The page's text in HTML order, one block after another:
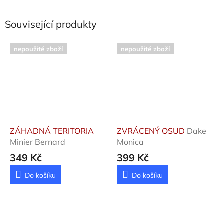
Související produkty
nepoužité zboží
ZÁHADNÁ TERITORIA
Minier Bernard
349 Kč
Do košíku
nepoužité zboží
ZVRÁCENÝ OSUD Dake
Monica
399 Kč
Do košíku